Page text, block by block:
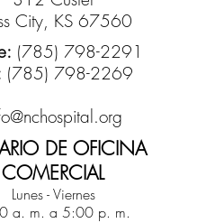
City, KS 67560
(785) 798-2291
(785) 798-2269
DE OFICINA
COMERCIAL
Lunes - Viernes
a. m. a 5:00 p. m.